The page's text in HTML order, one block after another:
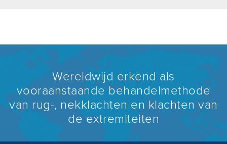
Wereldwijd erkend als
vooraanstaande behandelmethode
van rug-, nekklachten en klachten van
de extremiteiten